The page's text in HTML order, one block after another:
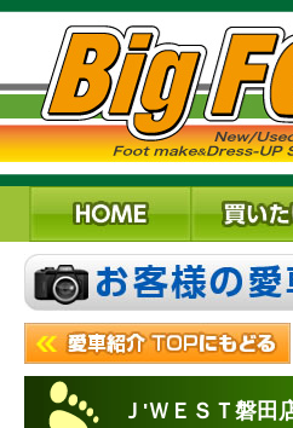
Ｊ'ＷＥＳＴ磐